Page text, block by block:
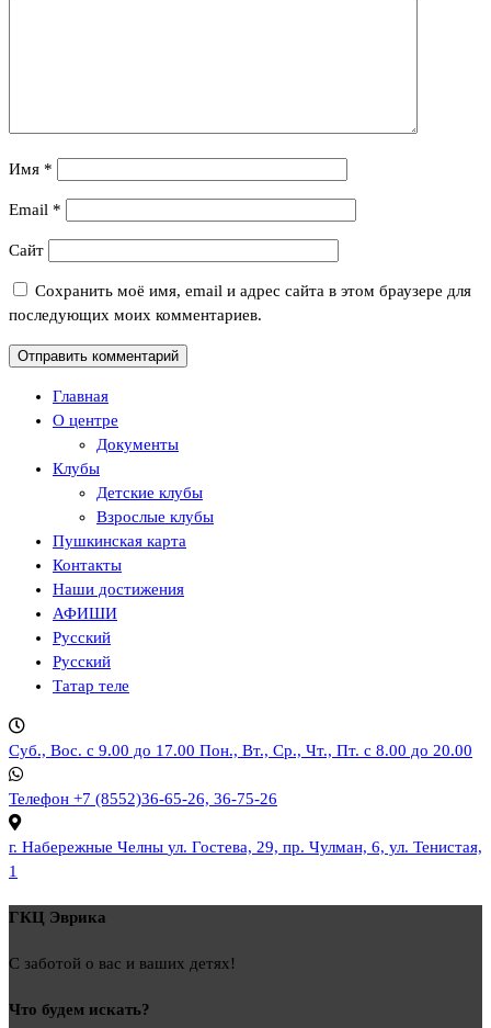
Имя *
Email *
Сайт
Сохранить моё имя, email и адрес сайта в этом браузере для
последующих моих комментариев.
Главная
О центре
Документы
Клубы
Детские клубы
Взрослые клубы
Пушкинская карта
Контакты
Наши достижения
АФИШИ
Русский
Русский
Татар теле
Суб., Вос. с 9.00 до 17.00 Пон., Вт., Ср., Чт., Пт. с 8.00 до 20.00
Телефон +7 (8552)36-65-26, 36-75-26
г. Набережные Челны ул. Гостева, 29, пр. Чулман, 6, ул. Тенистая,
1
ГКЦ Эврика
С заботой о вас и ваших детях!
Что будем искать?